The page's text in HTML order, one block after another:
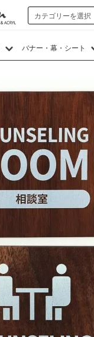
バナー・幕・シート